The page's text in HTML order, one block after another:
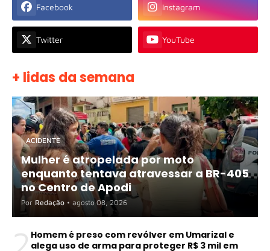
Facebook Instagram
Twitter YouTube
+ lidas da semana
ACIDENTE
Mulher é atropelada por moto
enquanto tentava atravessar a BR-405
no Centro de Apodi
Por Redação • agosto 08, 2026
2 Homem é preso com revólver em Umarizal e
alega uso de arma para proteger R$ 3 mil em